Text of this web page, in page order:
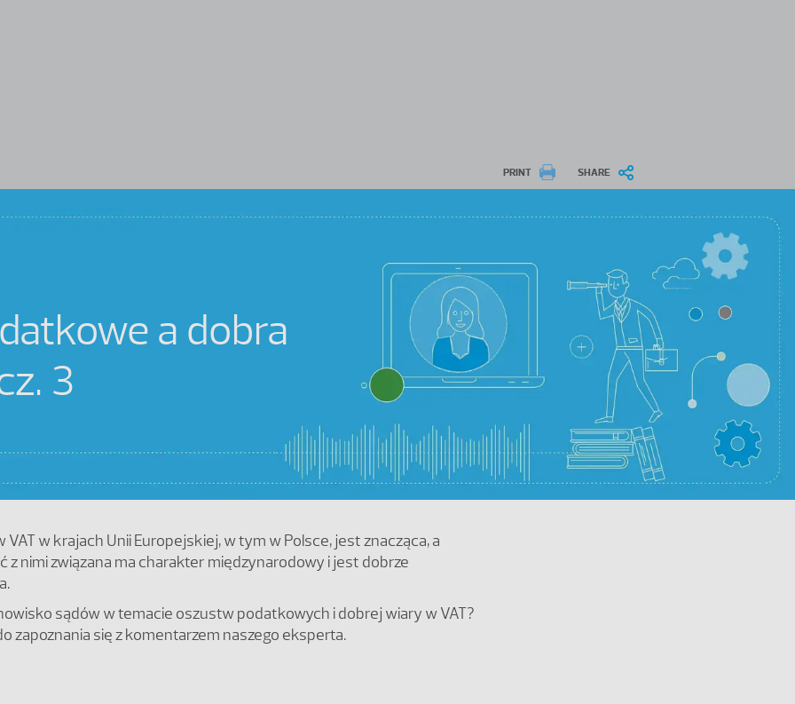
PRINT SHARE
a dobra
3
VAT w krajach Unii Europejskiej, w tym w Polsce, jest znacząca, a
z nimi związana ma charakter międzynarodowy i jest dobrze
sądów w temacie oszustw podatkowych i dobrej wiary w VAT?
zapoznania się z komentarzem naszego eksperta.